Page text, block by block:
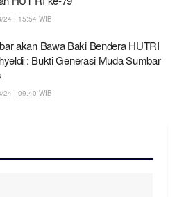
24 | 15:54 WIB
akan Bawa Baki Bendera HUTRI
: Bukti Generasi Muda Sumbar
24 | 09:40 WIB